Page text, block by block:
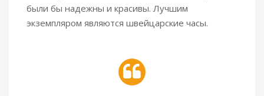
были бы надежны и красивы. Лучшим
экземпляром являются швейцарские часы.